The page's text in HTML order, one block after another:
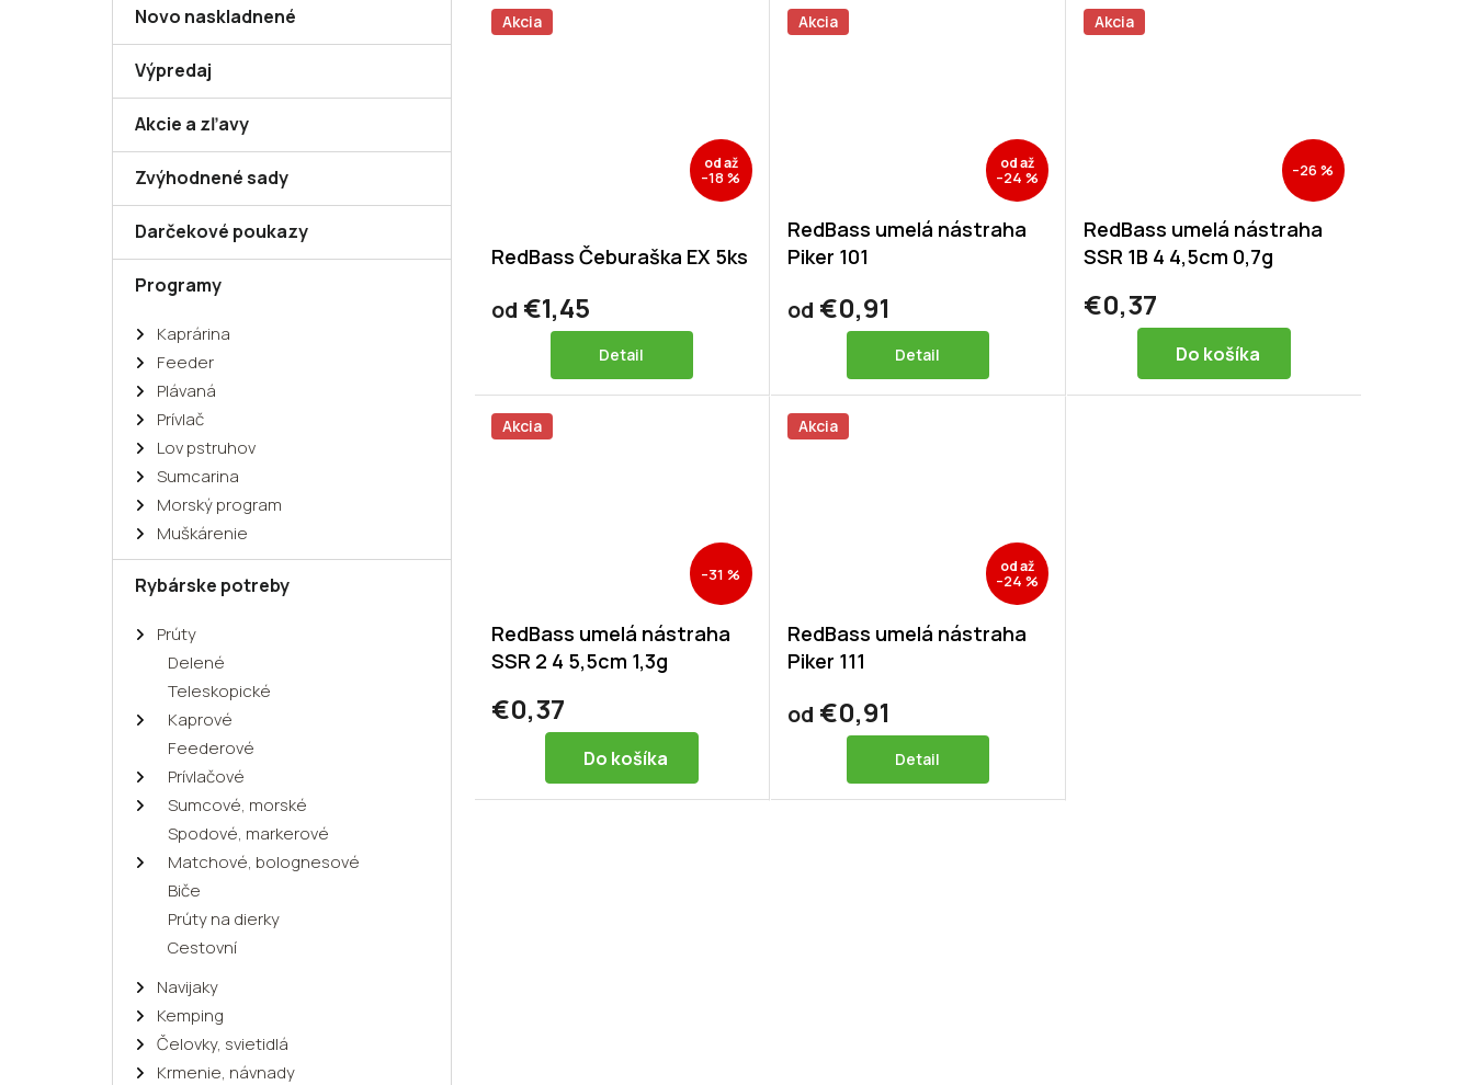
Novo naskladnené
Výpredaj
Akcie a zľavy
Zvýhodnené sady
Darčekové poukazy
Programy
Kaprárina
Feeder
Plávaná
Prívlač
Lov pstruhov
Sumcarina
Morský program
Muškárenie
Rybárske potreby
Prúty
Delené
Teleskopické
Kaprové
Feederové
Prívlačové
Sumcové, morské
Spodové, markerové
Matchové, bolognesové
Biče
Prúty na dierky
Cestovní
Navijaky
Kemping
Čelovky, svietidlá
Krmenie, návnady
Akcia
odaž
–18 %
RedBass Čeburaška EX 5ks
od €1,45
Detail
Akcia
odaž
–24 %
RedBass umelá nástraha
Piker 101
od €0,91
Detail
Akcia
–26 %
RedBass umelá nástraha
SSR 1B 4 4,5cm 0,7g
€0,37
Do košíka
Akcia
–31 %
RedBass umelá nástraha
SSR 2 4 5,5cm 1,3g
€0,37
Do košíka
Akcia
odaž
–24 %
RedBass umelá nástraha
Piker 111
od €0,91
Detail